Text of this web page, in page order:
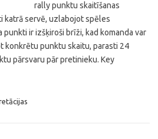
rally punktu skaitīšanas
katrā servē, uzlabojot spēles
ir izšķiroši brīži, kad komanda var
konkrētu punktu skaitu, parasti 24
pārsvaru pār pretinieku. Key